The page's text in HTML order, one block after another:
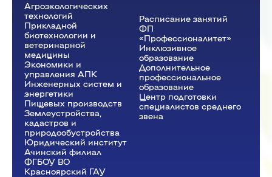
Агроэкологических
технологий
Прикладной
биотехнологии и
ветеринарной
медицины
Экономики и
управления АПК
Инженерных систем и
энергетики
Пищевых производств
Землеустройства,
кадастров и
природообустройства
Юридический институт
Ачинский филиал
ФГБОУ ВО
Красноярский ГАУ
Расписание занятий
ФП
«Профессионалитет»
Инклюзивное
образование
Дополнительное
профессиональное
образование
Центр подготовки
специалистов среднего
звена